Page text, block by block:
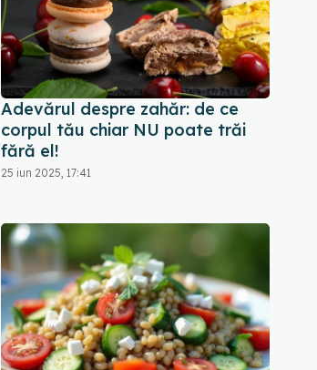
Adevărul despre zahăr: de ce
corpul tău chiar NU poate trăi
fără el!
25 iun 2025, 17:41